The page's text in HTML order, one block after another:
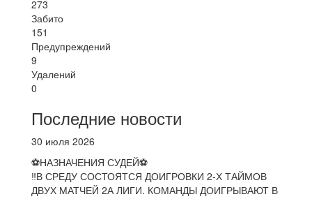
273
Забито
151
Предупреждений
9
Удалений
0
Последние новости
30 июля 2026
⚽НАЗНАЧЕНИЯ СУДЕЙ⚽
‼В СРЕДУ СОСТОЯТСЯ ДОИГРОВКИ 2-Х ТАЙМОВ
ДВУХ МАТЧЕЙ 2А ЛИГИ. КОМАНДЫ ДОИГРЫВАЮТ В